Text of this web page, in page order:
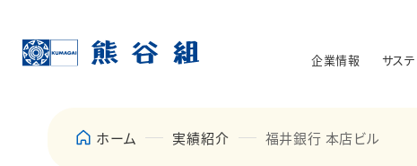
企業情報 サス
ホーム 実績紹介 福井銀行 本店ビル